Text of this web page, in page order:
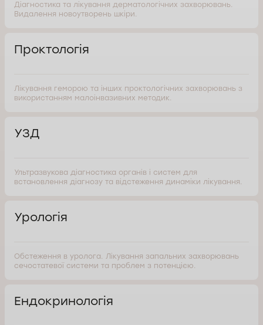
Діагностика та лікування дерматологічних захворювань.
Видалення новоутворень шкіри.
Проктологія
Лікування геморою та інших проктологічних захворювань з
використанням малоінвазивних методик.
УЗД
Ультразвукова діагностика органів і систем для
встановлення діагнозу та відстеження динаміки лікування.
Урологія
Обстеження в уролога. Лікування запальних захворювань
сечостатевої системи та проблем з потенцією.
Ендокринологія